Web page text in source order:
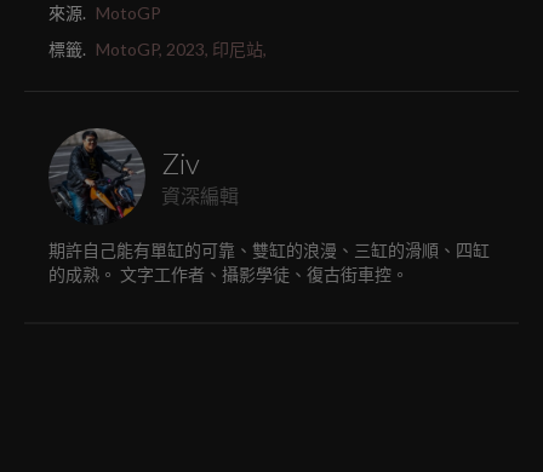
來源. MotoGP
標籤. MotoGP, 2023, 印尼站,
Ziv
資深編輯
期許自己能有單缸的可靠、雙缸的浪漫、三缸的滑順、四缸
的成熟。 文字工作者、攝影學徒、復古街車控。